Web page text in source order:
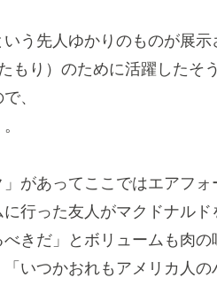
う先人ゆかりのものが展示
もり）のために活躍したそ
、
があってここではエアフォ
行った友人がマクドナルド
きだ」とボリュームも肉
いつかおれもアメリカ人